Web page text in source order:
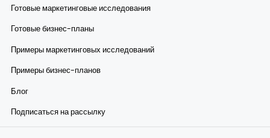
Готовые маркетинговые исследования
Готовые бизнес-планы
Примеры маркетинговых исследований
Примеры бизнес-планов
Блог
Подписаться на рассылку